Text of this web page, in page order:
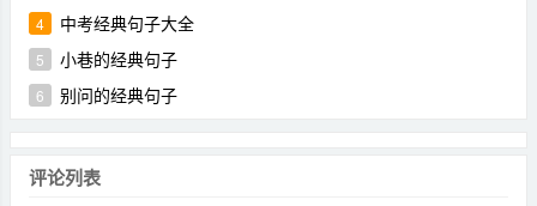
4 中考经典句子大全
5 小巷的经典句子
6 别问的经典句子
评论列表